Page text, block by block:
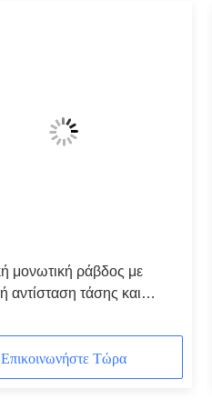
μονωτική ράβδος με
αντίσταση τάσης και
Επικοινωνήστε Τώρα